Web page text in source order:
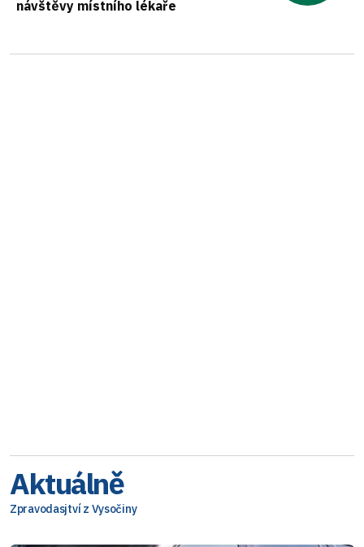
návštěvy místního lékaře
Aktuálně
Zpravodasjtví z Vysočiny